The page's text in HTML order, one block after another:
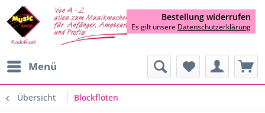
Menü
Übersicht Blockflöten
Bestellung widerrufen
Es gilt unsere Datenschutzerklärung